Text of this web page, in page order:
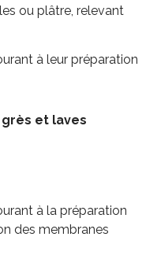
ou plâtre, relevant
à leur préparation
et laves
à la préparation
des membranes